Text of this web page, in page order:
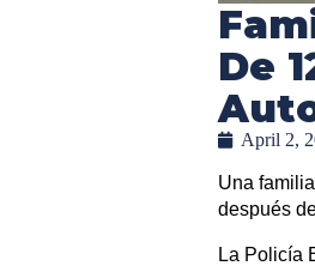
De
April 2,
Una
después
La Policía